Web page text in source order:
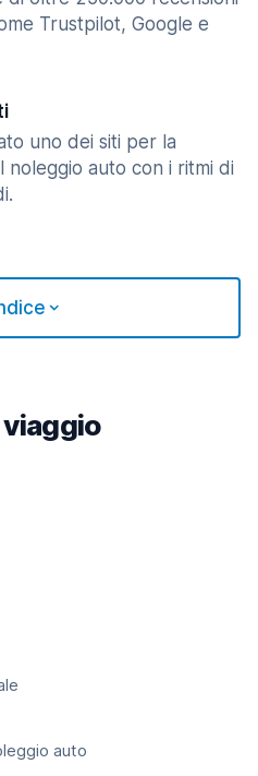
Trustpilot, Google e
uno dei siti per la
noleggio auto con i ritmi di
auto